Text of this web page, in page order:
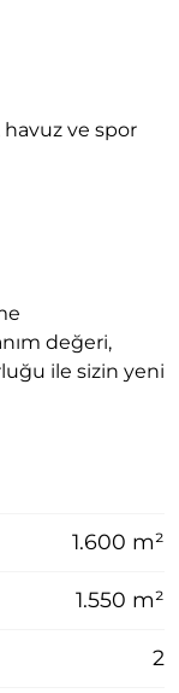
havuz ve spor
değeri,
ile sizin yeni
1.600 m²
1.550 m²
2